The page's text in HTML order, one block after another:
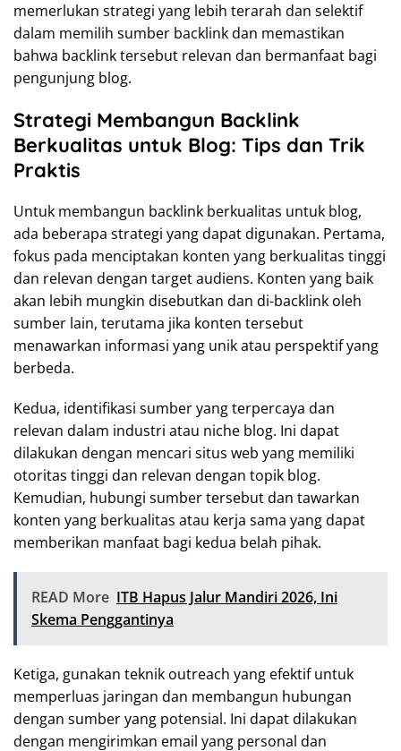
memerlukan strategi yang lebih terarah dan selektif
dalam memilih sumber backlink dan memastikan
bahwa backlink tersebut relevan dan bermanfaat bagi
pengunjung blog.
Strategi Membangun Backlink
Berkualitas untuk Blog: Tips dan Trik
Praktis
Untuk membangun backlink berkualitas untuk blog,
ada beberapa strategi yang dapat digunakan. Pertama,
fokus pada menciptakan konten yang berkualitas tinggi
dan relevan dengan target audiens. Konten yang baik
akan lebih mungkin disebutkan dan di-backlink oleh
sumber lain, terutama jika konten tersebut
menawarkan informasi yang unik atau perspektif yang
berbeda.
Kedua, identifikasi sumber yang terpercaya dan
relevan dalam industri atau niche blog. Ini dapat
dilakukan dengan mencari situs web yang memiliki
otoritas tinggi dan relevan dengan topik blog.
Kemudian, hubungi sumber tersebut dan tawarkan
konten yang berkualitas atau kerja sama yang dapat
memberikan manfaat bagi kedua belah pihak.
READ More ITB Hapus Jalur Mandiri 2026, Ini
Skema Penggantinya
Ketiga, gunakan teknik outreach yang efektif untuk
memperluas jaringan dan membangun hubungan
dengan sumber yang potensial. Ini dapat dilakukan
dengan mengirimkan email yang personal dan